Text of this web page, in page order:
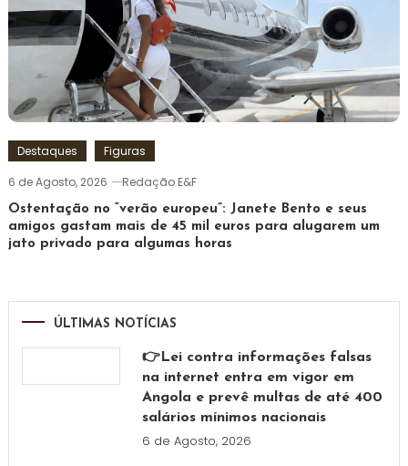
Destaques
Figuras
6 de Agosto, 2026
Redação E&F
Ostentação no “verão europeu”: Janete Bento e seus
amigos gastam mais de 45 mil euros para alugarem um
jato privado para algumas horas
ÚLTIMAS NOTÍCIAS
👉Lei contra informações falsas
na internet entra em vigor em
Angola e prevê multas de até 400
salários mínimos nacionais
6 de Agosto, 2026